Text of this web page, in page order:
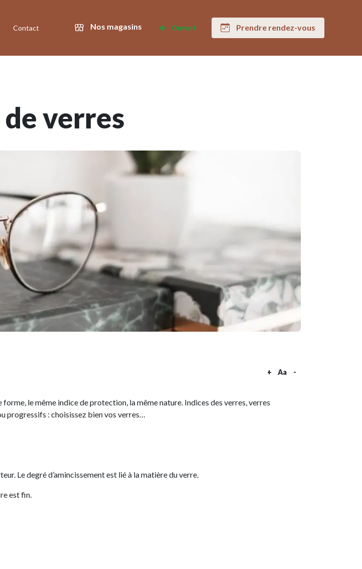
Contact Nos magasins Ouvert Prendre rendez-vous
de verres
+ Aa -
le même indice de protection, la même nature. Indices des verres, verres
progressifs : choisissez bien vos verres…
Le degré d’amincissement est lié à la matière du verre.
est fin.